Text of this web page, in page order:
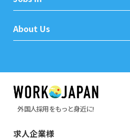
About Us
外国人採用をもっと身近に!
求人企業様